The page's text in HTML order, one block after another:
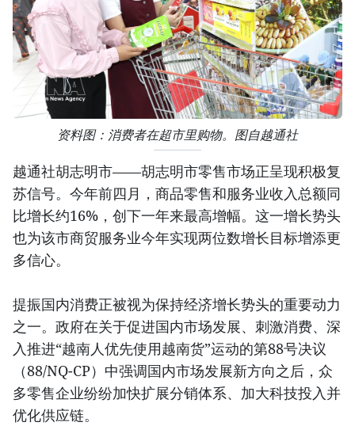
资料图：消费者在超市里购物。图自越通社
越通社胡志明市——胡志明市零售市场正呈现积极复
苏信号。今年前四月，商品零售和服务业收入总额同
比增长约16%，创下一年来最高增幅。这一增长势头
也为该市商贸服务业今年实现两位数增长目标增添更
多信心。
提振国内消费正被视为保持经济增长势头的重要动力
之一。政府在关于促进国内市场发展、刺激消费、深
入推进“越南人优先使用越南货”运动的第88号决议
（88/NQ-CP）中强调国内市场发展新方向之后，众
多零售企业纷纷加快扩展分销体系、加大科技投入并
优化供应链。